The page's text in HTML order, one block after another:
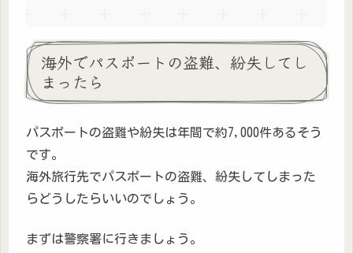
海外でパスポートの盗難、紛失してし
まったら
パスポートの盗難や紛失は年間で約7,000件あるそう
です。
海外旅行先でパスポートの盗難、紛失してしまった
らどうしたらいいのでしょう。
まずは警察署に行きましょう。